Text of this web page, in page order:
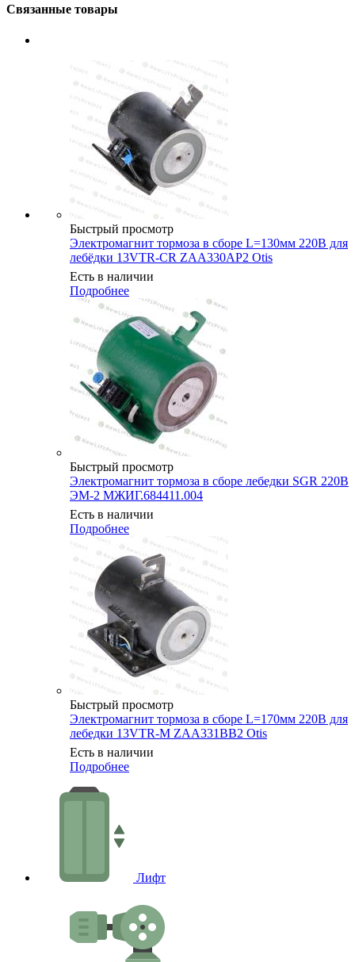
Связанные товары
Быстрый просмотр
Электромагнит тормоза в сборе L=130мм 220В для
лебёдки 13VTR-CR ZAA330AP2 Otis
Есть в наличии
Подробнее
Быстрый просмотр
Электромагнит тормоза в сборе лебедки SGR 220В
ЭМ-2 МЖИГ.684411.004
Есть в наличии
Подробнее
Быстрый просмотр
Электромагнит тормоза в сборе L=170мм 220В для
лебедки 13VTR-M ZAA331BB2 Otis
Есть в наличии
Подробнее
Лифт